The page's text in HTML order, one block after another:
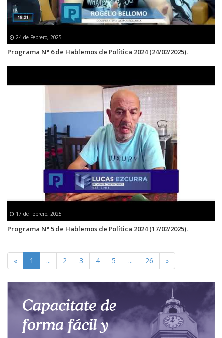
24 de Febrero, 2025
Programa N° 6 de Hablemos de Política 2024 (24/02/2025).
17 de Febrero, 2025
Programa N° 5 de Hablemos de Política 2024 (17/02/2025).
« 1 ... 2 3 4 5 ... 26 »